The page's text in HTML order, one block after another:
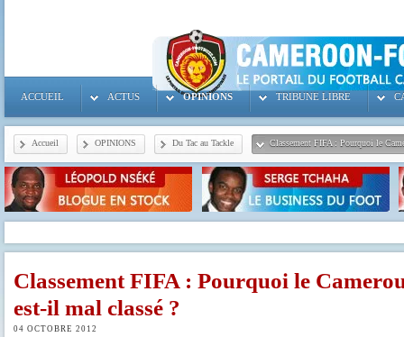
ACCUEIL ACTUS OPINIONS TRIBUNE LIBRE
Accueil OPINIONS Du Tac au Tackle Classement FIFA : Pourquoi le
Classement FIFA : Pourquoi le
est-il mal classé ?
04 OCTOBRE 2012